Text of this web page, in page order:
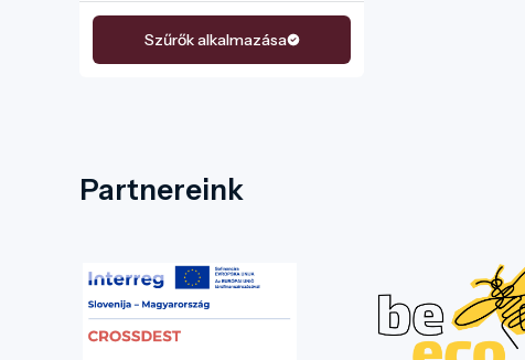
Szűrők alkalmazása
Partnereink